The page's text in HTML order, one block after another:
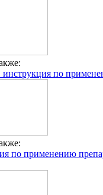
инструкция по
по применению